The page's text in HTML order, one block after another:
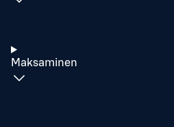
Maksaminen